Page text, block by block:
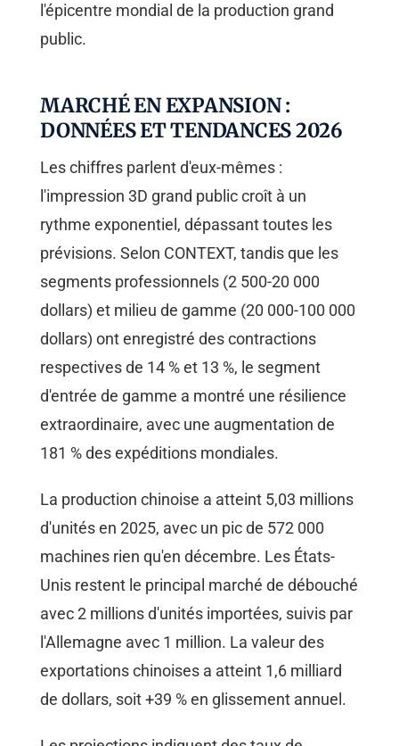
l'épicentre mondial de la production grand
public.
MARCHÉ EN EXPANSION :
DONNÉES ET TENDANCES 2026
Les chiffres parlent d'eux-mêmes :
l'impression 3D grand public croît à un
rythme exponentiel, dépassant toutes les
prévisions. Selon CONTEXT, tandis que les
segments professionnels (2 500-20 000
dollars) et milieu de gamme (20 000-100 000
dollars) ont enregistré des contractions
respectives de 14 % et 13 %, le segment
d'entrée de gamme a montré une résilience
extraordinaire, avec une augmentation de
181 % des expéditions mondiales.
La production chinoise a atteint 5,03 millions
d'unités en 2025, avec un pic de 572 000
machines rien qu'en décembre. Les États-
Unis restent le principal marché de débouché
avec 2 millions d'unités importées, suivis par
l'Allemagne avec 1 million. La valeur des
exportations chinoises a atteint 1,6 milliard
de dollars, soit +39 % en glissement annuel.